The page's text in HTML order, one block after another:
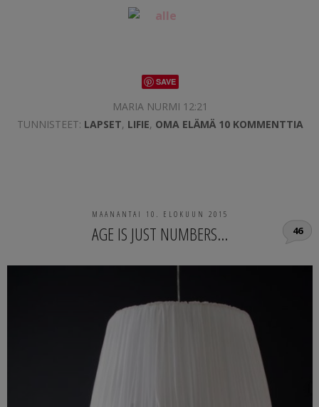
SAVE
MARIA NURMI 12:21
TUNNISTEET: LAPSET, LIFIE, OMA ELÄMÄ 10 KOMMENTTIA
MAANANTAI 10. ELOKUUN 2015
AGE IS JUST NUMBERS… 46